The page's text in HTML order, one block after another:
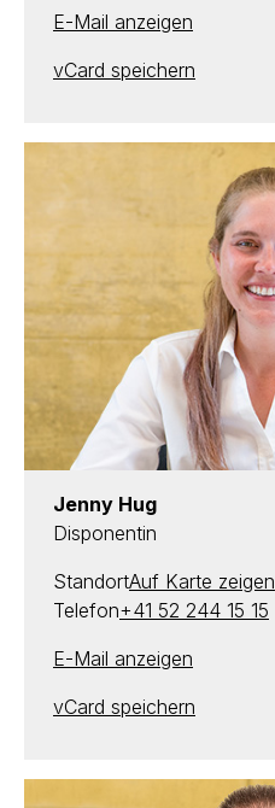
E-Mail anzeigen
vCard speichern
Jenny Hug
Disponentin
StandortAuf Karte zeigen
Telefon+41 52 244 15 15
E-Mail anzeigen
vCard speichern